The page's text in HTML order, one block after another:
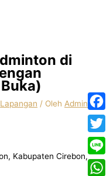
di
Lapangan / Oleh Admin
Kabupaten Cirebon,
Line